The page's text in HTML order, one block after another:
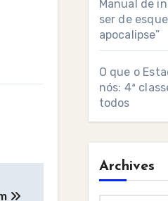
Manual de
ser de
apocalipse”
O que o
nós: 4ª
todos
Archives